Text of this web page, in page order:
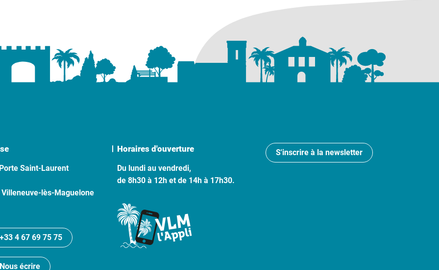
Saint-Laurent
lès-Maguelone
+33 4 67 69 75 75
Nous écrire
Horaires d'ouverture
Du lundi au vendredi,
de 8h30 à 12h et de 14h à 17h30.
S'inscrire à la newsletter